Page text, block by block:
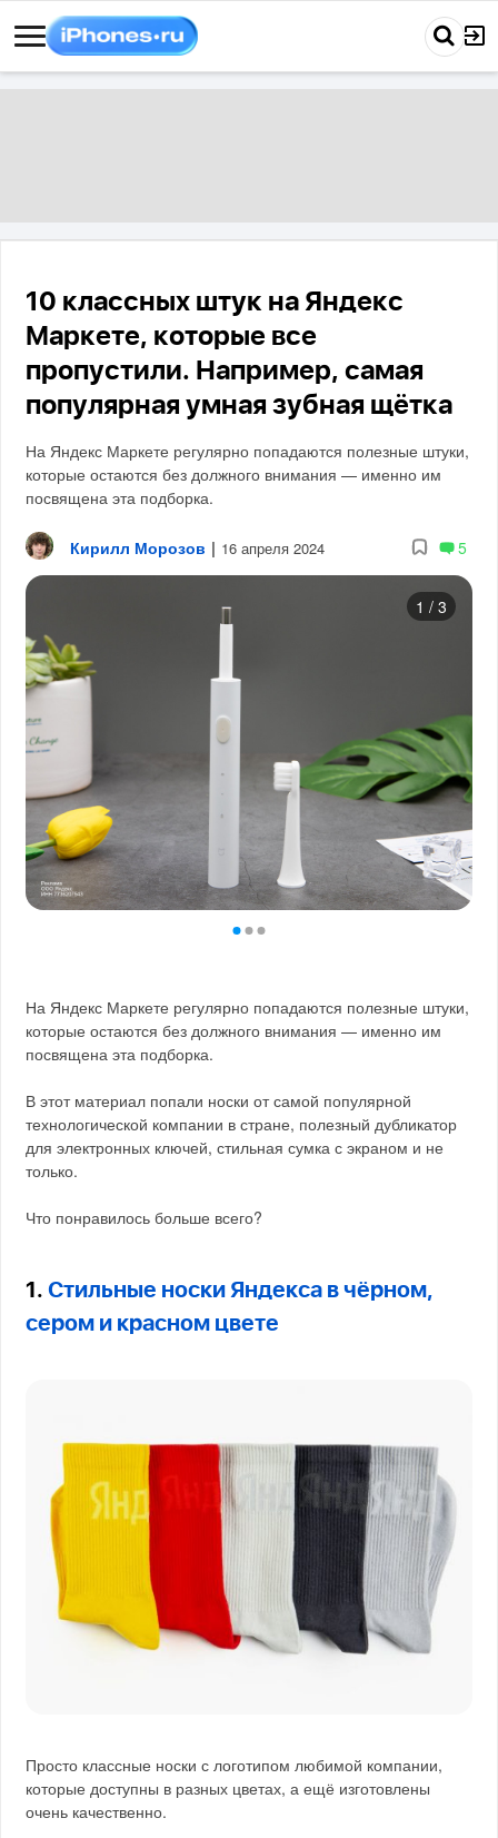
10 классных штук на Яндекс
Маркете, которые все
пропустили. Например, самая
популярная умная зубная щётка
На Яндекс Маркете регулярно попадаются полезные штуки,
которые остаются без должного внимания — именно им
посвящена эта подборка.
Кирилл Морозов | 16 апреля 2024 5
1 / 3
На Яндекс Маркете регулярно попадаются полезные штуки,
которые остаются без должного внимания — именно им
посвящена эта подборка.
В этот материал попали носки от самой популярной
технологической компании в стране, полезный дубликатор
для электронных ключей, стильная сумка с экраном и не
только.
Что понравилось больше всего?
1.Стильные носки Яндекса в чёрном,
сером и красном цвете
Просто классные носки с логотипом любимой компании,
которые доступны в разных цветах, а ещё изготовлены
очень качественно.